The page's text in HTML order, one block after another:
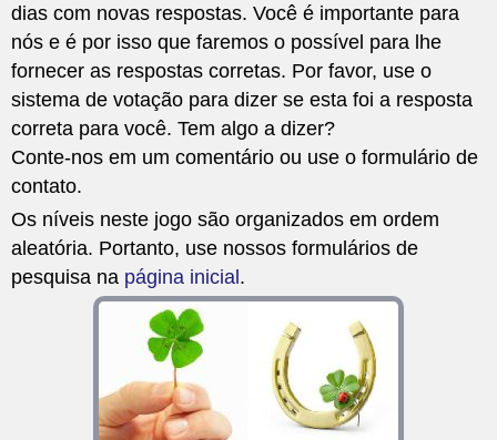
dias com novas respostas. Você é importante para
nós e é por isso que faremos o possível para lhe
fornecer as respostas corretas. Por favor, use o
sistema de votação para dizer se esta foi a resposta
correta para você. Tem algo a dizer?
Conte-nos em um comentário ou use o formulário de
contato.
Os níveis neste jogo são organizados em ordem
aleatória. Portanto, use nossos formulários de
pesquisa na página inicial.